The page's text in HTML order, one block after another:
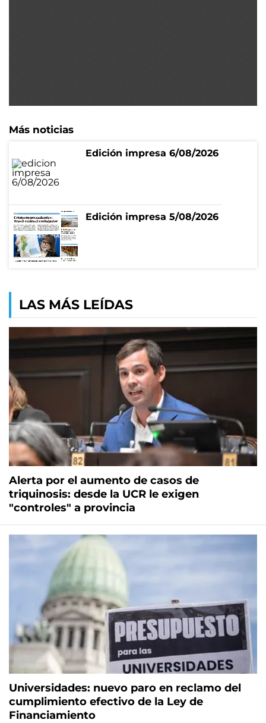
Más noticias
Edición impresa 6/08/2026
Edición impresa 5/08/2026
LAS MÁS LEÍDAS
Alerta por el aumento de casos de
triquinosis: desde la UCR le exigen
"controles" a provincia
Universidades: nuevo paro en reclamo del
cumplimiento efectivo de la Ley de
Financiamiento